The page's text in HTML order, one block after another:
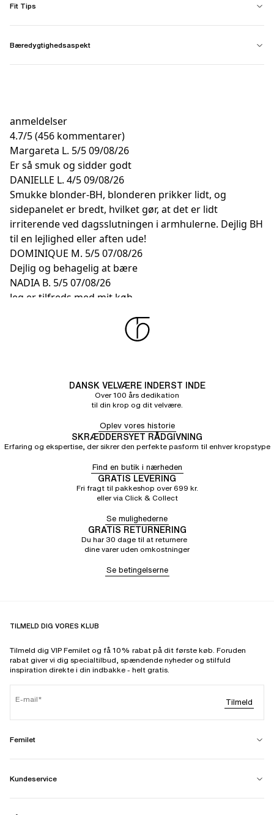
Fit Tips
Bæredygtighedsaspekt
anmeldelser
4.7/5(456 kommentarer)
Margareta L. 5/509/08/26
Er så smuk og sidder godt
DANIELLE L. 4/509/08/26
Smukke blonder-BH, blonderen prikker lidt, og
sidepanelet er bredt, hvilket gør, at det er lidt
irriterende ved dagsslutningen i armhulerne. Dejlig BH
til en lejlighed eller aften ude!
DOMINIQUE M. 5/507/08/26
Dejlig og behagelig at bære
NADIA B. 5/507/08/26
Jeg er tilfreds med mit køb
Fantastisk produkt lavet med omhu
DANSK VELVÆRE INDERST INDE
Over 100 års dedikation
til din krop og dit velvære.
Oplev vores historie
SKRÆDDERSYET RÅDGIVNING
Erfaring og ekspertise, der sikrer den perfekte pasform til enhver kropstype
Find en butik i nærheden
GRATIS LEVERING
Fri fragt til pakkeshop over 699 kr.
eller via Click & Collect
Se mulighederne
GRATIS RETURNERING
Du har 30 dage til at returnere
dine varer uden omkostninger
Se betingelserne
TILMELD DIG VORES KLUB
Tilmeld dig VIP Femilet og få 10% rabat på dit første køb. Foruden
rabat giver vi dig specialtilbud, spændende nyheder og stilfuld
inspiration direkte i din indbakke - helt gratis.
E-mail Tilmeld
Femilet
Kundeservice